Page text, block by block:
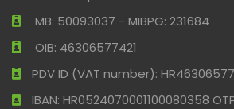
MB: 50093037 - MIBPG: 231684
OIB: 46306577421
PDV ID (VAT number):
IBAN: HR0524070001100080358